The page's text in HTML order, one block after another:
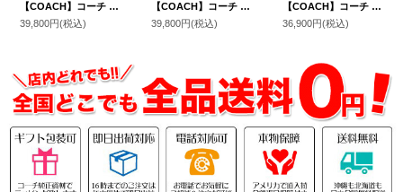
【COACH】コーチ バッグ ジャガード レザー シグネチャー アンドレア スモール ロゴ フラップ クロスボディ 3WAY クラッチ ショルダー ハンドバッグ フェイディドブラッシュ（日本未発売）
39,800円(税込)
【COACH】コーチ バッグ レザー てんとう虫 フローラル ロゴ プリント ペイトン ホーボー ショルダー ハンドバッグ チャークマルチ(日本未発売）
39,800円(税込)
【COACH】コーチ バッグ スエード レザー ミニ アシュトン 2way クロスボディ 斜め掛け ショルダー ハンドバッグ ミント（日本未発売）
36,900円(税込)